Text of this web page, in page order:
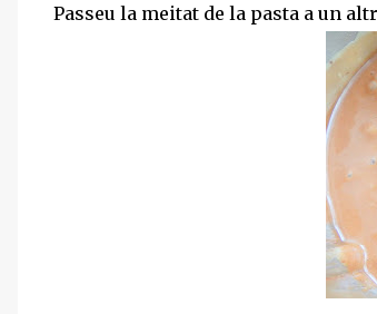
Passeu la meitat de la pasta a un